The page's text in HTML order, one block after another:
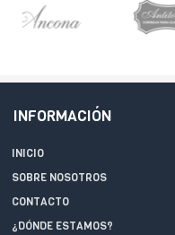
INFORMACIÓN
INICIO
SOBRE NOSOTROS
CONTACTO
¿DÓNDE ESTAMOS?